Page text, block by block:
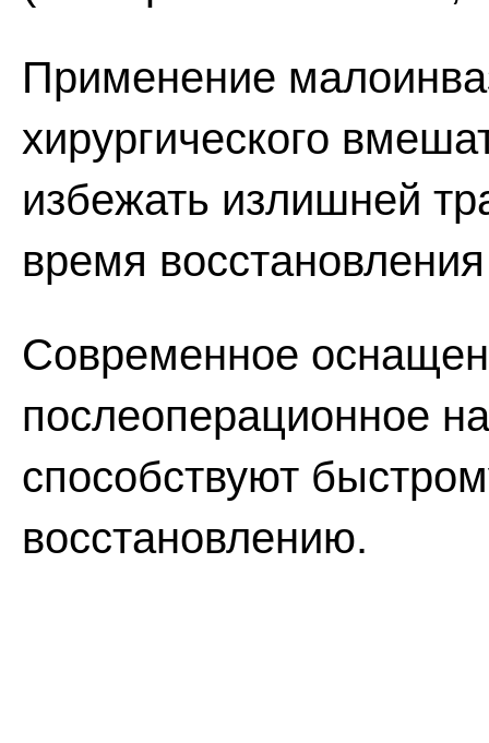
Применение
хирургического
избежать излишней
время
Современное
послеоперационное
способствуют
восстановлению.